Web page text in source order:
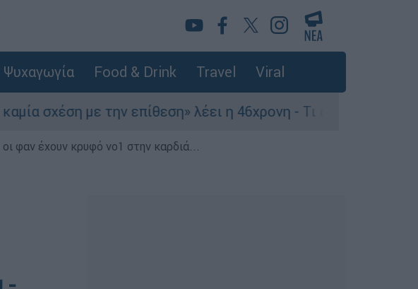
Ψυχαγωγία Food & Drink Travel Viral
σχέση με την επίθεση» λέει η 46χρονη - Τι αποκάλυψε στους
φαν έχουν κρυφό νο1 στην καρδιά...